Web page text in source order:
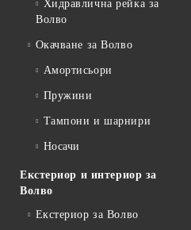
Хидравлична рейка за
Волво
Окачване за Волво
Амортисьори
Пружини
Тампони и шарнири
Носачи
Екстериор и интериор за
Волво
Екстериор за Волво